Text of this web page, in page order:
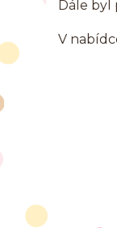
Dále byl
V